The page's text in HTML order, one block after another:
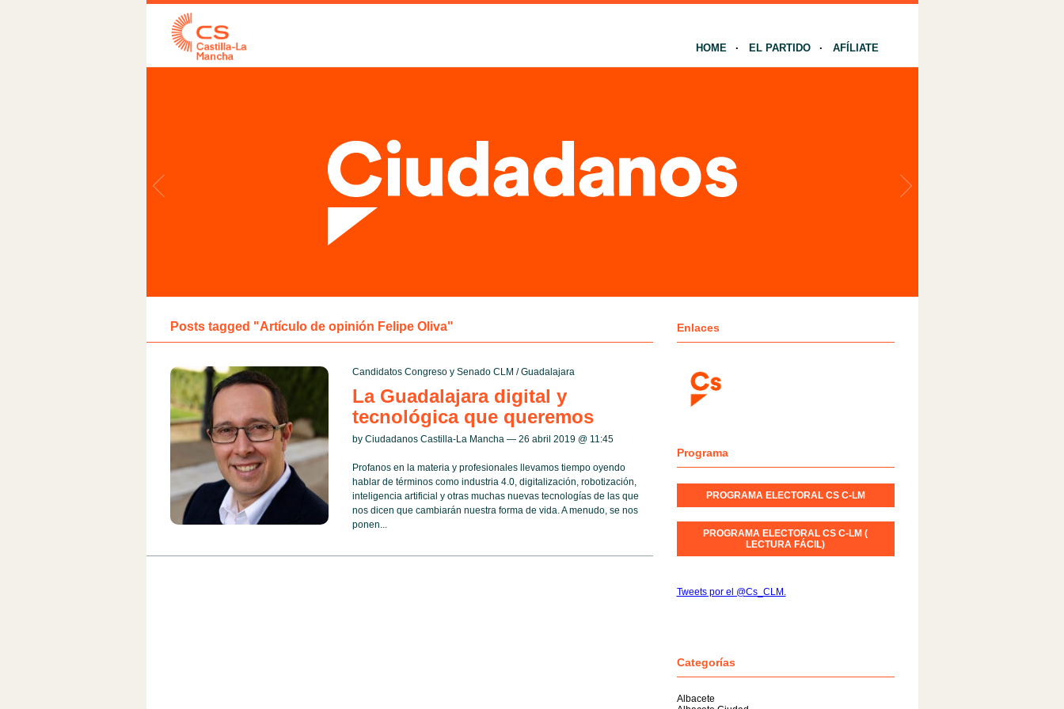
HOME EL PARTIDO AFÍLIATE
Posts tagged "Artículo de opinión Felipe Oliva"
Candidatos Congreso y Senado CLM /Guadalajara
La Guadalajara digital y
tecnológica que queremos
by Ciudadanos Castilla-La Mancha — 26 abril 2019 @ 11:45
Profanos en la materia y profesionales llevamos tiempo oyendo
hablar de términos como industria 4.0, digitalización, robotización,
inteligencia artificial y otras muchas nuevas tecnologías de las que
nos dicen que cambiarán nuestra forma de vida. A menudo, se nos
ponen...
Enlaces
Programa
PROGRAMA ELECTORAL CS C-LM
PROGRAMA ELECTORAL CS C-LM (
LECTURA FÁCIL)
Tweets por el @Cs_CLM.
Categorías
Albacete